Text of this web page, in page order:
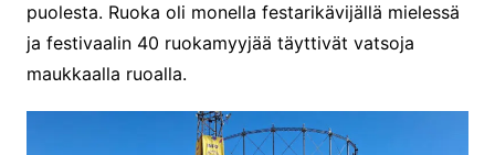
puolesta. Ruoka oli monella festarikävijällä mielessä
ja festivaalin 40 ruokamyyjää täyttivät vatsoja
maukkaalla ruoalla.